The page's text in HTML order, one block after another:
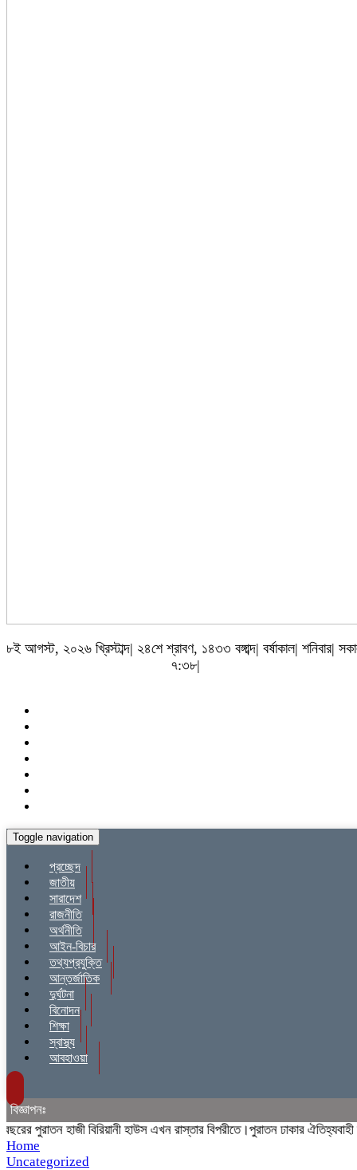
৮ই আগস্ট, ২০২৬ খ্রিস্টাব্দ| ২৪শে শ্রাবণ, ১৪৩৩ বঙ্গাব্দ| বর্ষাকাল| শনিবার|
৭:৩৮|
Toggle navigation
প্রচ্ছেদ
জাতীয়
সারাদেশ
রাজনীতি
অর্থনীতি
আইন-বিচার
তথ্যপ্রযুক্তি
আন্তর্জাতিক
দুর্ঘটনা
বিনোদন
শিক্ষা
স্বাস্থ্য
আবহাওয়া
বিজ্ঞাপনঃ
পুরাতন হাজী বিরিয়ানী হাউস এখন রাস্তার বিপরীতে।পুরাতন ঢাকার
Home
Uncategorized